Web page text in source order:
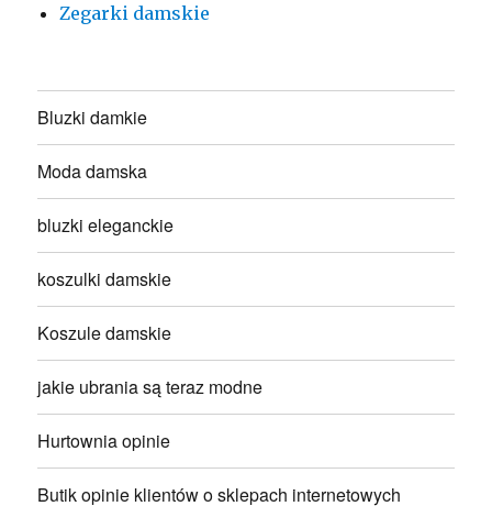
Zegarki damskie
Bluzki damkie
Moda damska
bluzki eleganckie
koszulki damskie
Koszule damskie
jakie ubrania są teraz modne
Hurtownia opinie
Butik opinie klientów o sklepach internetowych